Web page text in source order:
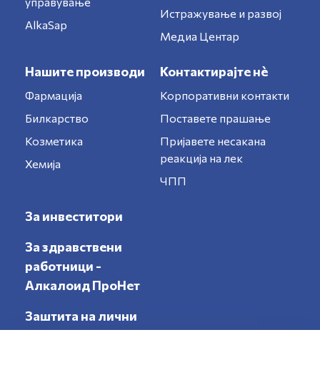
AlkaSap
Истражување и развој
Медиа Центар
Нашите производи
Фармација
Билкарство
Козметика
Хемија
Контактирајте нè
Корпоративни контакти
Поставете прашање
Пријавете несакана
реакција на лек
ЧПП
За инвеститори
За здравствени
работници -
Алкалоид ПроНет
Заштита на лични
податоци